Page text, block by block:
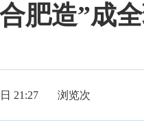
肥造”成
日 21:27 浏览次